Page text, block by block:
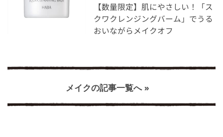
【数量限定】肌にやさしい！「ス
クワクレンジングバーム」でうる
おいながらメイクオフ
メイクの記事一覧へ »